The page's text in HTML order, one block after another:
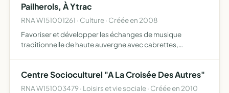
Pailherols, À Ytrac
RNA W151001261 · Culture · Créée en 2008
Favoriser et développer les échanges de musique
traditionnelle de haute auvergne avec cabrettes,
jeunes de participer aux activit…
Centre Socioculturel "A La Croisée Des Autres"
RNA W151003479 · Loisirs et vie sociale · Créée en 2010